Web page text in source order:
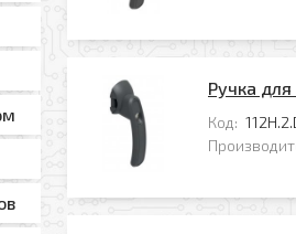
Ручка
Код: